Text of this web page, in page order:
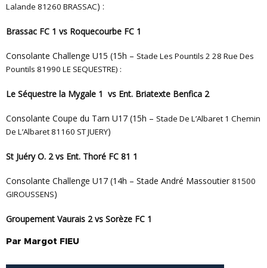
Lalande 81260 BRASSAC) :
Brassac FC 1 vs Roquecourbe FC 1
Consolante Challenge U15 (15h – Stade Les Pountils 2 28 Rue Des
Pountils 81990 LE SEQUESTRE) :
Le Séquestre la Mygale 1 vs Ent. Briatexte Benfica 2
Consolante Coupe du Tarn U17 (15h – Stade De L’Albaret 1 Chemin
De L’Albaret 81160 ST JUERY)
St Juéry O. 2 vs Ent. Thoré FC 81 1
Consolante Challenge U17 (14h – Stade André Massoutier 81500
GIROUSSENS)
Groupement Vaurais 2 vs Sorèze FC 1
Par Margot FIEU